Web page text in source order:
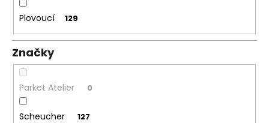
Plovoucí 129
Značky
Parket Atelier 0
Scheucher 127
m
TŘÍVRSTVÁ
DŘEVĚNÁ
PODLAHA
DUB
RUSTICO
CLICK
190